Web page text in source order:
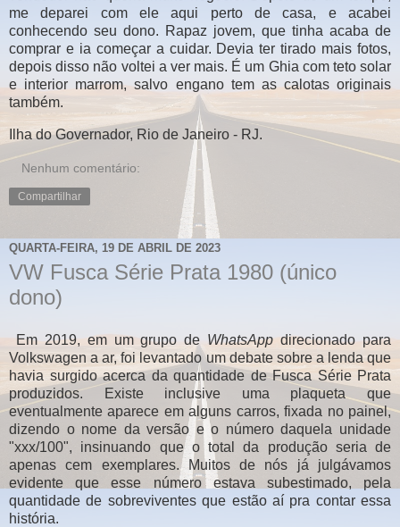
me deparei com ele aqui perto de casa, e acabei
conhecendo seu dono. Rapaz jovem, que tinha acaba de
comprar e ia começar a cuidar. Devia ter tirado mais fotos,
depois disso não voltei a ver mais. É um Ghia com teto solar
e interior marrom, salvo engano tem as calotas originais
também.
Ilha do Governador, Rio de Janeiro - RJ.
Nenhum comentário:
Compartilhar
QUARTA-FEIRA, 19 DE ABRIL DE 2023
VW Fusca Série Prata 1980 (único
dono)
Em 2019, em um grupo de WhatsAppdirecionado para
Volkswagen a ar, foi levantado um debate sobre a lenda que
havia surgido acerca da quantidade de Fusca Série Prata
produzidos. Existe inclusive uma plaqueta que
eventualmente aparece em alguns carros, fixada no painel,
dizendo o nome da versão e o número daquela unidade
"xxx/100", insinuando que o total da produção seria de
apenas cem exemplares. Muitos de nós já julgávamos
evidente que esse número estava subestimado, pela
quantidade de sobreviventes que estão aí pra contar essa
história.